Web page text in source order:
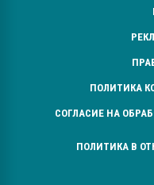
ПОЛИТИКА
СОГЛАСИЕ НА
ПОЛИТИКА В